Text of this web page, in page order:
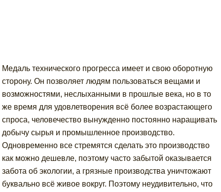
Медаль технического прогресса имеет и свою оборотную
сторону. Он позволяет людям пользоваться вещами и
возможностями, неслыханными в прошлые века, но в то
же время для удовлетворения всё более возрастающего
спроса, человечество вынужденно постоянно наращивать
добычу сырья и промышленное производство.
Одновременно все стремятся сделать это производство
как можно дешевле, поэтому часто забытой оказывается
забота об экологии, а грязные производства уничтожают
буквально всё живое вокруг. Поэтому неудивительно, что